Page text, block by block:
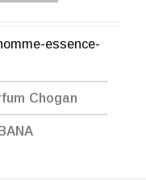
essence-
Chogan